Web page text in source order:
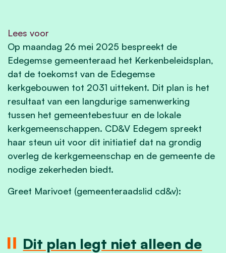
Lees voor
Op maandag 26 mei 2025 bespreekt de
Edegemse gemeenteraad het Kerkenbeleidsplan,
dat de toekomst van de Edegemse
kerkgebouwen tot 2031 uittekent. Dit plan is het
resultaat van een langdurige samenwerking
tussen het gemeentebestuur en de lokale
kerkgemeenschappen. CD&V Edegem spreekt
haar steun uit voor dit initiatief dat na grondig
overleg de kerkgemeenschap en de gemeente de
nodige zekerheden biedt.
Greet Marivoet (gemeenteraadslid cd&v):
Dit plan legt niet alleen de